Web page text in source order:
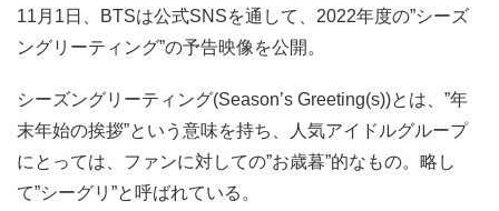
11月1日、BTSは公式SNSを通して、2022年度の”シーズ
ングリーティング”の予告映像を公開。
シーズングリーティング(Season’s Greeting(s))とは、”年
末年始の挨拶”という意味を持ち、人気アイドルグループ
にとっては、ファンに対しての”お歳暮”的なもの。略し
て”シーグリ”と呼ばれている。